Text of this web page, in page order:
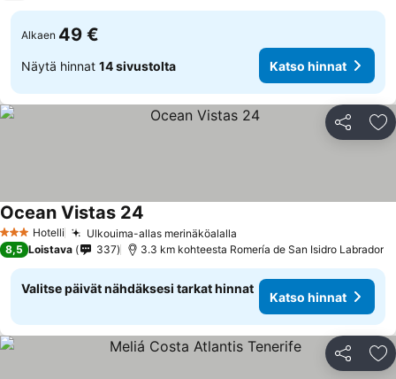
Alkaen 49 €
Näytä hinnat 14 sivustolta Katso hinnat
Jaa
3 Tähtiluokitus
Hotelli Ulkouima-allas merinäköalalla
Ocean Vistas 24
8,5 Loistava 337 3.3 km kohteesta Romería de San Isidro Labrador
Valitse päivät nähdäksesi tarkat hinnat
Katso hinnat
Jaa